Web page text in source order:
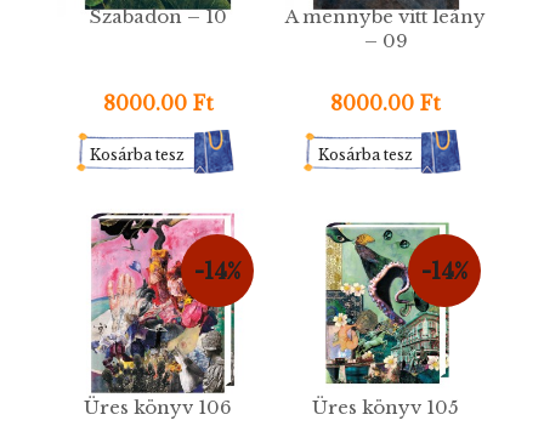
Szabadon – 10
8000.00 Ft
Kosárba tesz
A mennybe vitt leány
– 09
8000.00 Ft
Kosárba tesz
-14%
Üres könyv 106
-14%
Üres könyv 105